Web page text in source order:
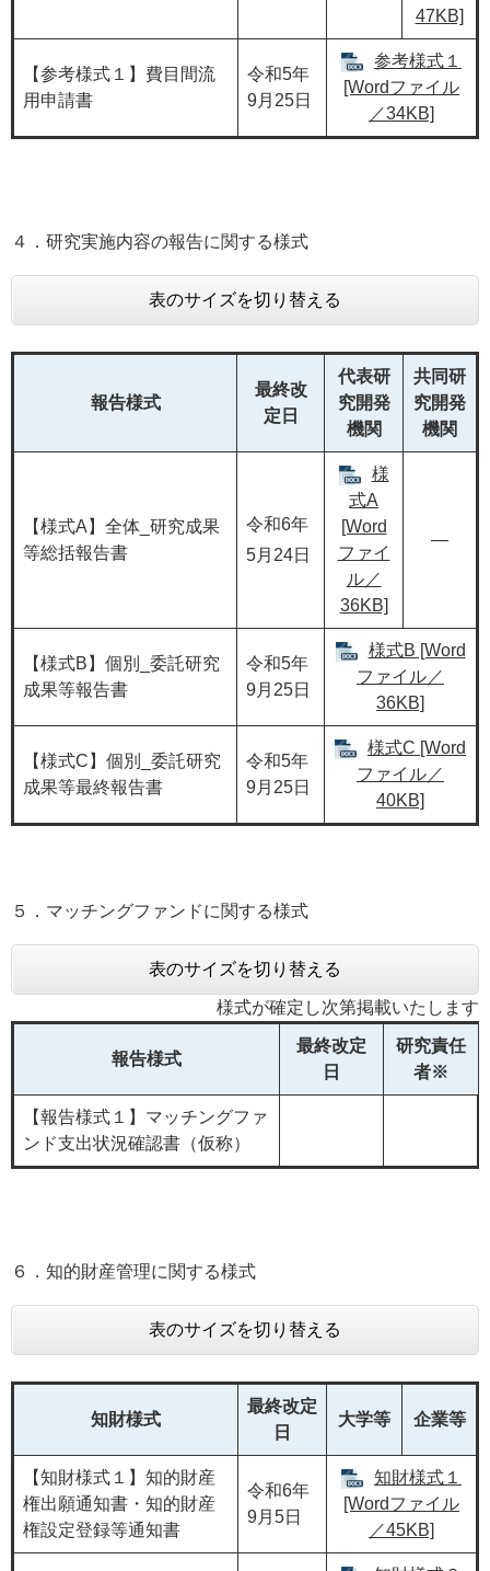
47KB]
【参考様式１】費目間流
用申請書
令和5年
9月25日
参考様式１
[Wordファイル
／34KB]
４．研究実施内容の報告に関する様式
表のサイズを切り替える
報告様式
最終改
定日
代表研
究開発
機関
共同研
究開発
機関
【様式A】全体_研究成果
等総括報告書
令和6年
5月24日
様
式A
[Word
ファイ
ル／
36KB]
―
【様式B】個別_委託研究
成果等報告書
令和5年
9月25日
様式B [Word
ファイル／
36KB]
【様式C】個別_委託研究
成果等最終報告書
令和5年
9月25日
様式C [Word
ファイル／
40KB]
５．マッチングファンドに関する様式
表のサイズを切り替える
様式が確定し次第掲載いたします
報告様式
最終改定
日
研究責任
者※
【報告様式１】マッチングファ
ンド支出状況確認書（仮称）
６．知的財産管理に関する様式
表のサイズを切り替える
知財様式
最終改定
日
大学等 企業等
【知財様式１】知的財産
権出願通知書・知的財産
権設定登録等通知書
令和6年
9月5日
知財様式１
[Wordファイル
／45KB]